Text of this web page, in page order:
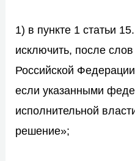
1) в пункте 1 статьи
исключить, после
Российской
если указанными
исполнительной
решение»;